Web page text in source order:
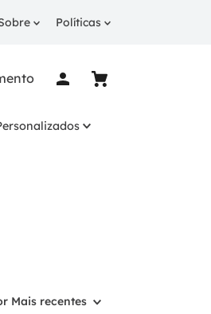
10% OFFna 1ª compra com
Políticas
Mais recentes